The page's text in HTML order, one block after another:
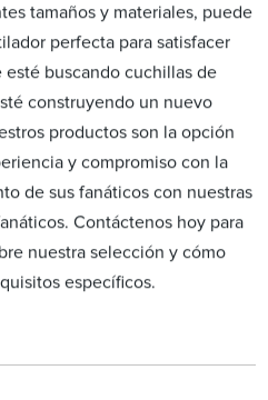
tamaños y materiales, puede
perfecta para satisfacer
esté buscando cuchillas de
construyendo un nuevo
productos son la opción
y compromiso con la
de sus fanáticos con nuestras
Contáctenos hoy para
nuestra selección y cómo
específicos.